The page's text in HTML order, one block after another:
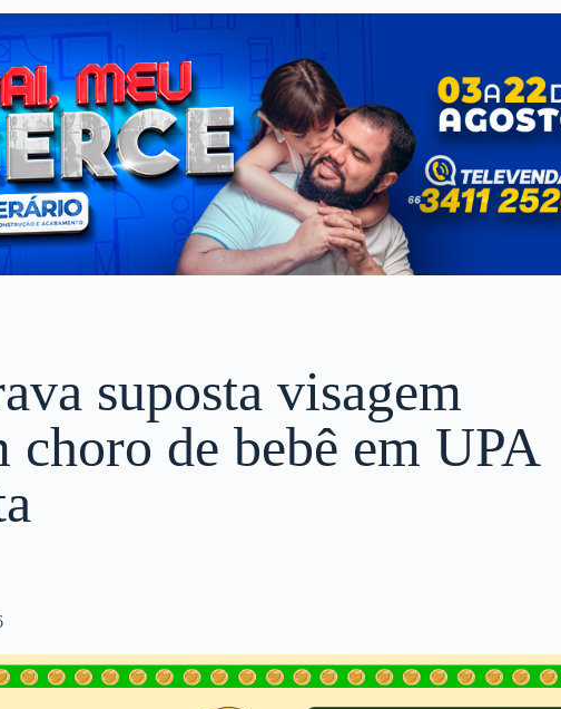
suposta visagem
choro de bebê em UPA